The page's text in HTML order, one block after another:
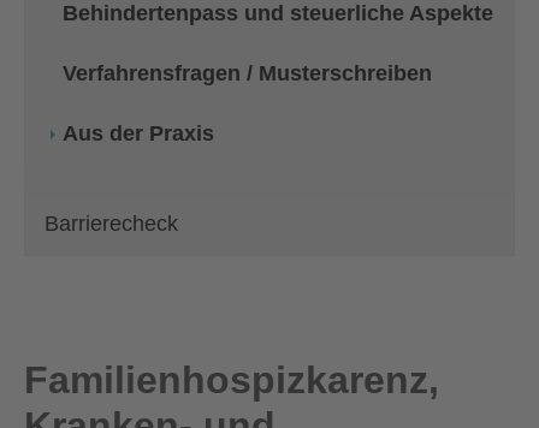
Behindertenpass und steuerliche Aspekte
Verfahrensfragen / Musterschreiben
Aus der Praxis
Barrierecheck
Familienhospizkarenz,